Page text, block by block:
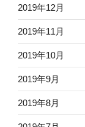
2019年12月
2019年11月
2019年10月
2019年9月
2019年8月